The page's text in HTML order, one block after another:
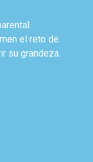
el reto de
su grandeza.